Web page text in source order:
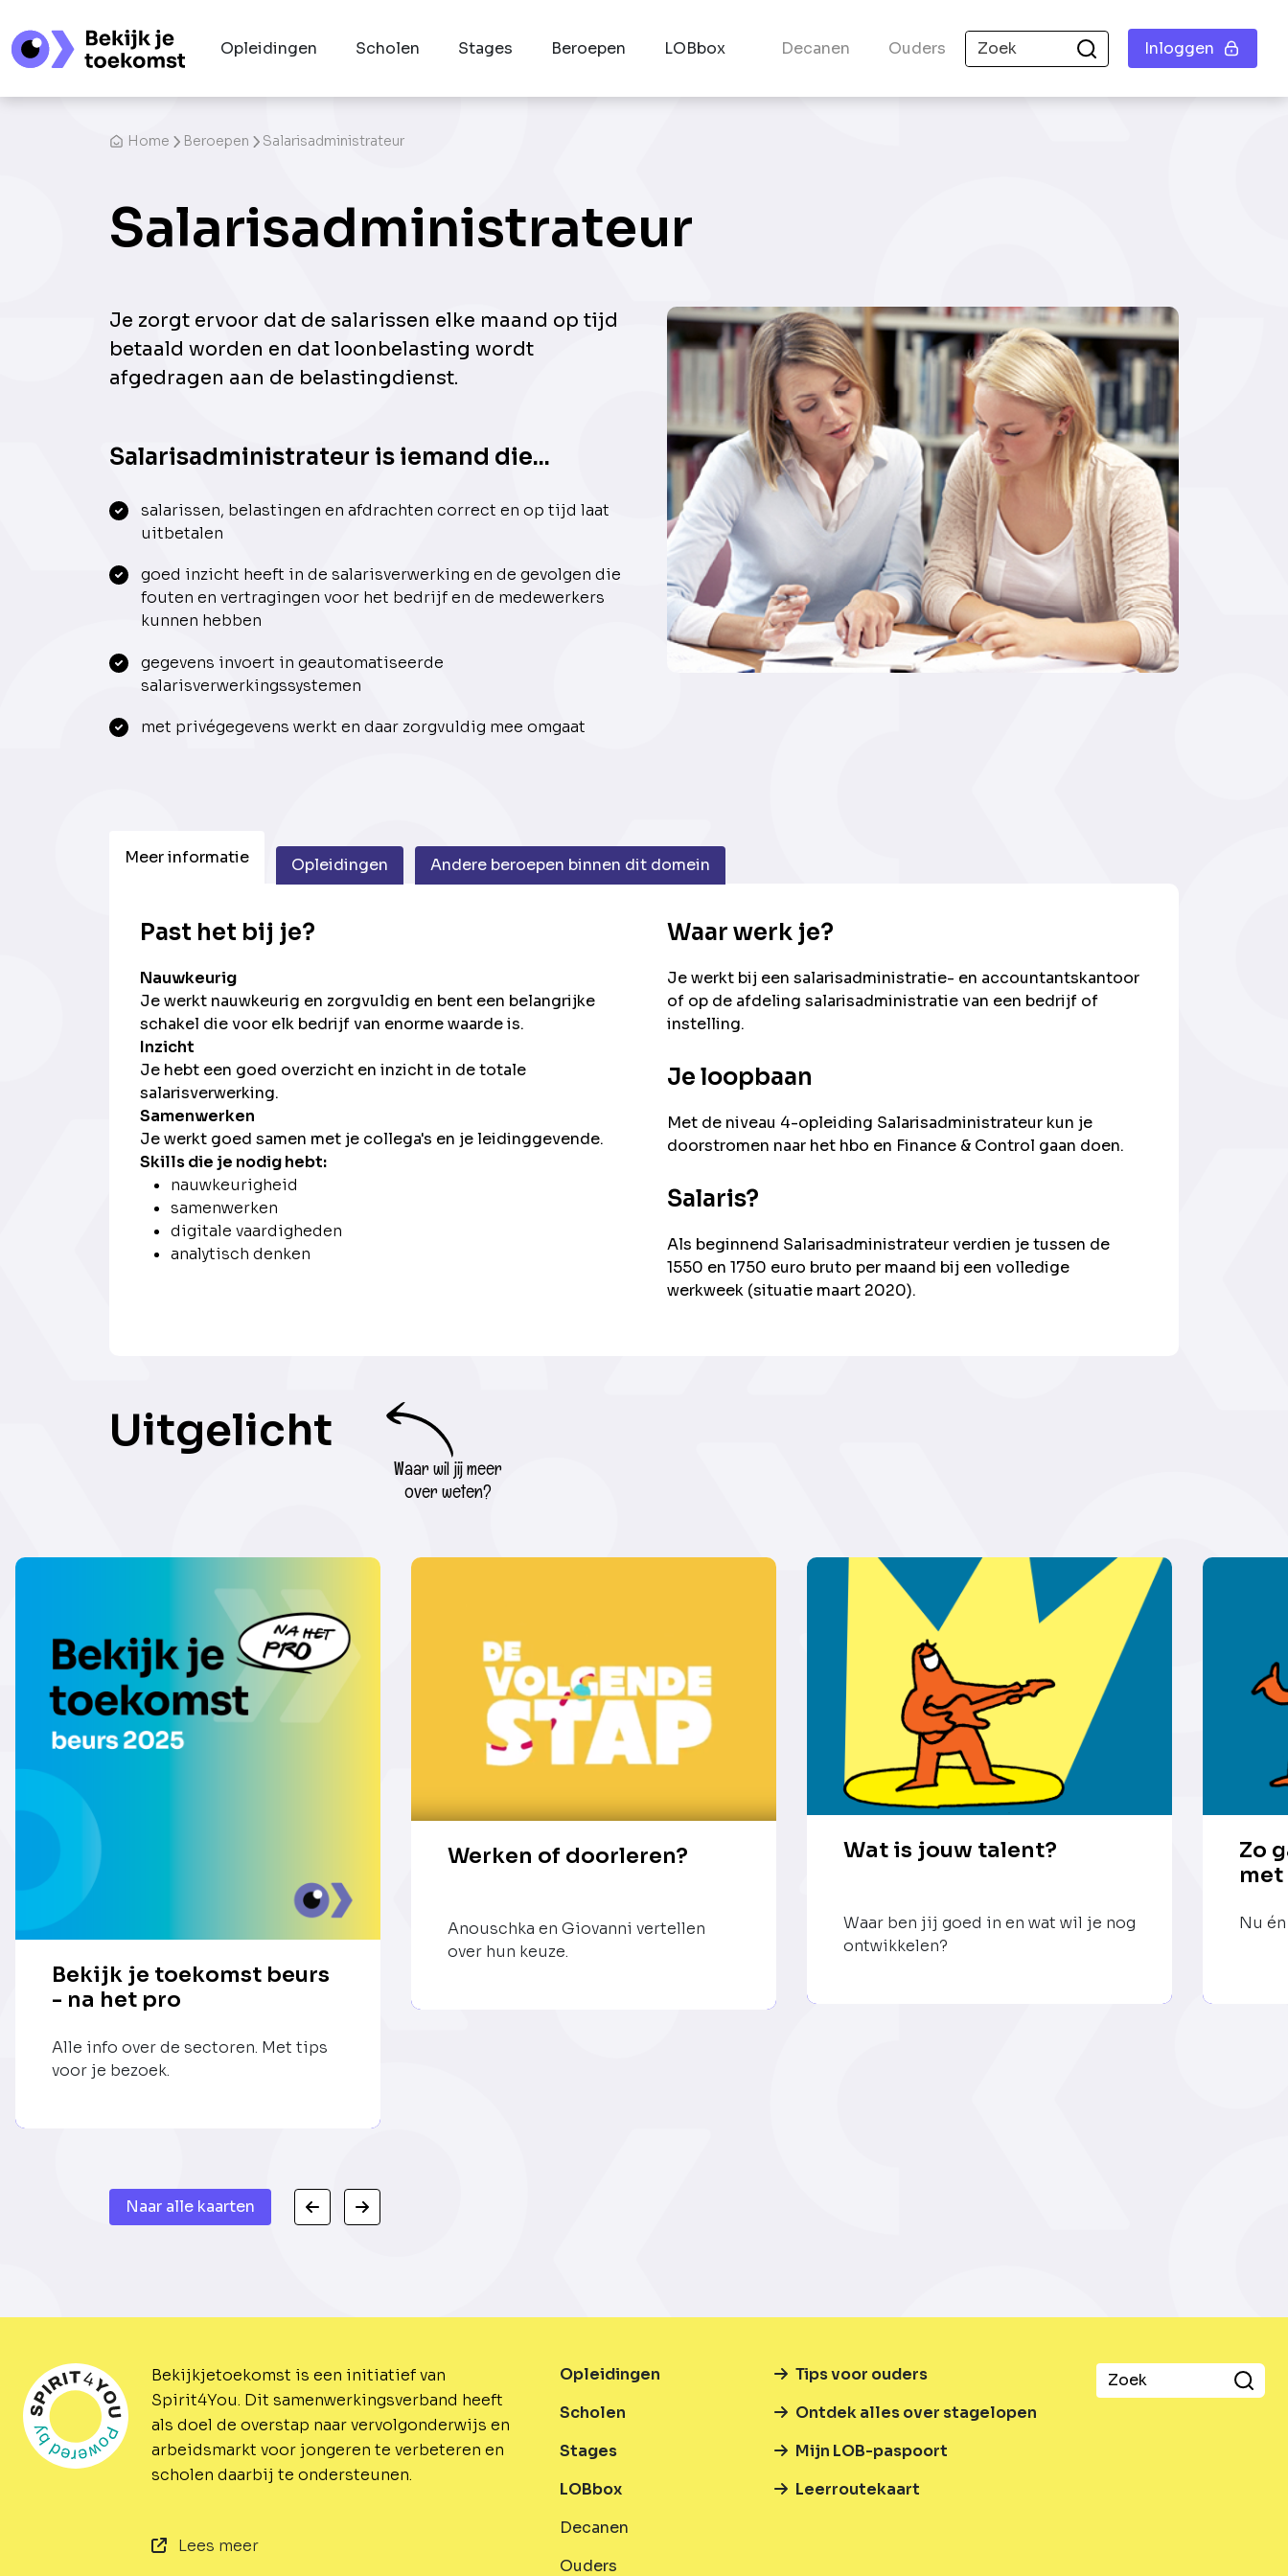
Opleidingen Scholen Stages Beroepen LOBbox Decanen Ouders Inloggen
Home Beroepen Salarisadministrateur
Salarisadministrateur
Je zorgt ervoor dat de salarissen elke maand op tijd
betaald worden en dat loonbelasting wordt
afgedragen aan de belastingdienst.
Salarisadministrateur is iemand die...
salarissen, belastingen en afdrachten correct en op tijd laat
uitbetalen
goed inzicht heeft in de salarisverwerking en de gevolgen die
fouten en vertragingen voor het bedrijf en de medewerkers
kunnen hebben
gegevens invoert in geautomatiseerde
salarisverwerkingssystemen
met privégegevens werkt en daar zorgvuldig mee omgaat
Meer informatie Opleidingen Andere beroepen binnen dit domein
Past het bij je?
Nauwkeurig
Je werkt nauwkeurig en zorgvuldig en bent een belangrijke
schakel die voor elk bedrijf van enorme waarde is.
Inzicht
Je hebt een goed overzicht en inzicht in de totale
salarisverwerking.
Samenwerken
Je werkt goed samen met je collega's en je leidinggevende.
Skills die je nodig hebt:
nauwkeurigheid
samenwerken
digitale vaardigheden
analytisch denken
Waar werk je?
Je werkt bij een salarisadministratie- en accountantskantoor
of op de afdeling salarisadministratie van een bedrijf of
instelling.
Je loopbaan
Met de niveau 4-opleiding Salarisadministrateur kun je
doorstromen naar het hbo en Finance & Control gaan doen.
Salaris?
Als beginnend Salarisadministrateur verdien je tussen de
1550 en 1750 euro bruto per maand bij een volledige
werkweek (situatie maart 2020).
Uitgelicht
Waar wil jij meer
over weten?
Bekijk je toekomst beurs
- na het pro
Alle info over de sectoren. Met tips
voor je bezoek.
Werken of doorleren?
Anouschka en Giovanni vertellen
over hun keuze.
Wat is jouw talent?
Waar ben jij goed in en wat wil je nog
ontwikkelen?
Zo
Nu
Naar alle kaarten
Bekijkjetoekomst is een initiatief van
Spirit4You. Dit samenwerkingsverband heeft
als doel de overstap naar vervolgonderwijs en
arbeidsmarkt voor jongeren te verbeteren en
scholen daarbij te ondersteunen.
Lees meer
Opleidingen
Scholen
Stages
LOBbox
Decanen
Ouders
Tips voor ouders
Ontdek alles over stagelopen
Mijn LOB-paspoort
Leerroutekaart